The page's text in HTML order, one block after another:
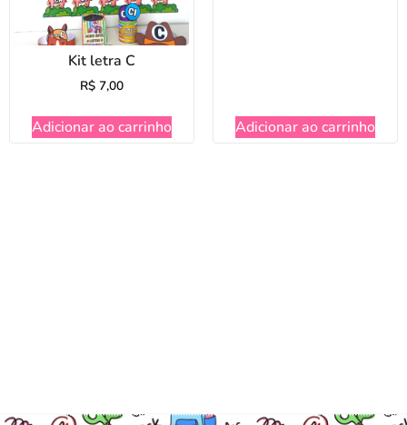
Kit letra C
R$ 7,00
Adicionar ao carrinho Adicionar ao carrinho